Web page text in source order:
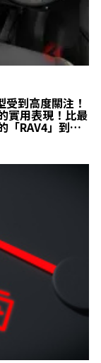
到高度關注！
實用表現！比最
「RAV4」到底